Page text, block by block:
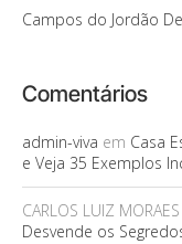
Campos do Jordão
Comentários
admin-viva em Casa
e Veja 35 Exemplos
CARLOS LUIZ
Desvende os